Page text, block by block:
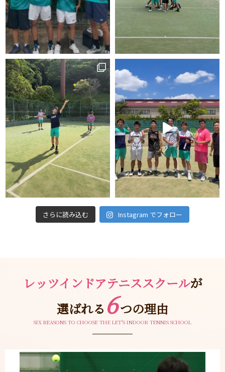
さらに読み込む Instagram でフォロー
レッツインドアテニススクールが
選ばれる 6つの理由
SIX REASONS TO CHOOSE THE LET'S INDOOR TENNIS SCHOOL